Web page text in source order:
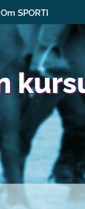
Om SPORTI